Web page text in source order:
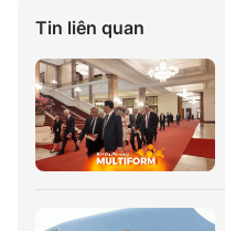
Tin liên quan